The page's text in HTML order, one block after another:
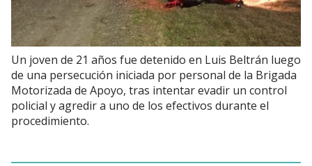
Un joven de 21 años fue detenido en Luis Beltrán luego
de una persecución iniciada por personal de la Brigada
Motorizada de Apoyo, tras intentar evadir un control
policial y agredir a uno de los efectivos durante el
procedimiento.